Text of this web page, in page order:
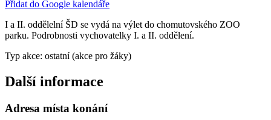
Přidat do Google kalendáře
I a II. oddělelní ŠD se vydá na výlet do chomutovského ZOO
parku. Podrobnosti vychovatelky I. a II. oddělení.
Typ akce: ostatní (akce pro žáky)
Další informace
Adresa místa konání